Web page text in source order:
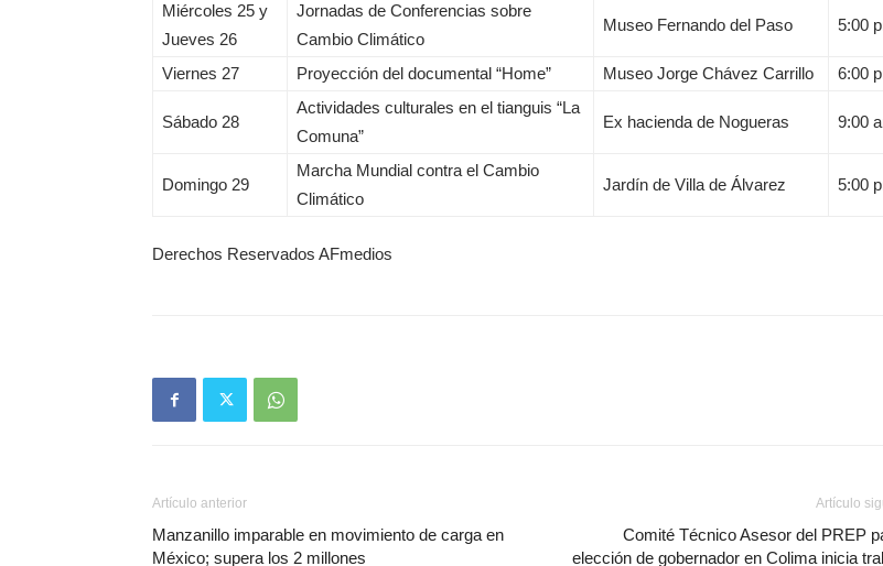
Miércoles 25 y
Jueves 26
Jornadas de Conferencias sobre
Cambio Climático
Museo Fernando del Paso 5:00
Viernes 27 Proyección del documental “Home” Museo Jorge Chávez Carrillo 6:00
Sábado 28
Actividades culturales en el tianguis “La
Comuna”
Ex hacienda de Nogueras 9:00
Domingo 29
Marcha Mundial contra el Cambio
Climático
Jardín de Villa de Álvarez 5:00
Derechos Reservados AFmedios
Artículo anterior
Manzanillo imparable en movimiento de carga en
México; supera los 2 millones
Artículo
Comité Técnico Asesor del PREP
elección de gobernador en Colima inicia